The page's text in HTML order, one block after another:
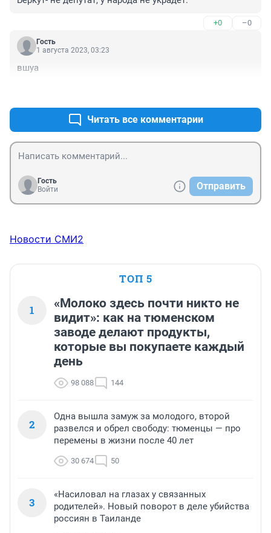
+0 –0
Гость
1 августа 2023, 03:23
вшуа
Читать все комментарии
Гость
Войти
Отправить
Новости СМИ2
ТОП 5
1
«Молоко здесь почти никто не
видит»: как на тюменском
заводе делают продукты,
которые вы покупаете каждый
день
98 088 144
2
Одна вышла замуж за молодого, второй
развелся и обрел свободу: тюменцы — про
перемены в жизни после 40 лет
30 674 50
3
«Насиловал на глазах у связанных
родителей». Новый поворот в деле убийства
россиян в Таиланде